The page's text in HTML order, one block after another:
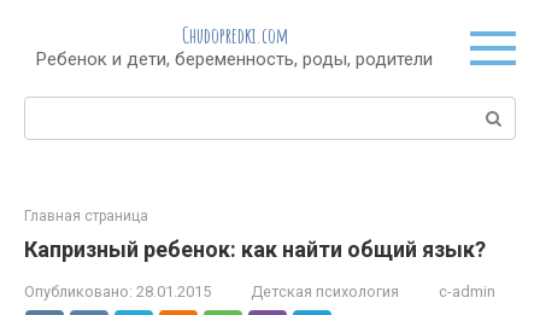
контенту
Chudopredki.com
Ребенок и дети, беременность, роды, родители
Поиск:
Главная страница
Капризный ребенок: как найти общий язык?
Опубликовано: 28.01.2015 Детская психология c-admin